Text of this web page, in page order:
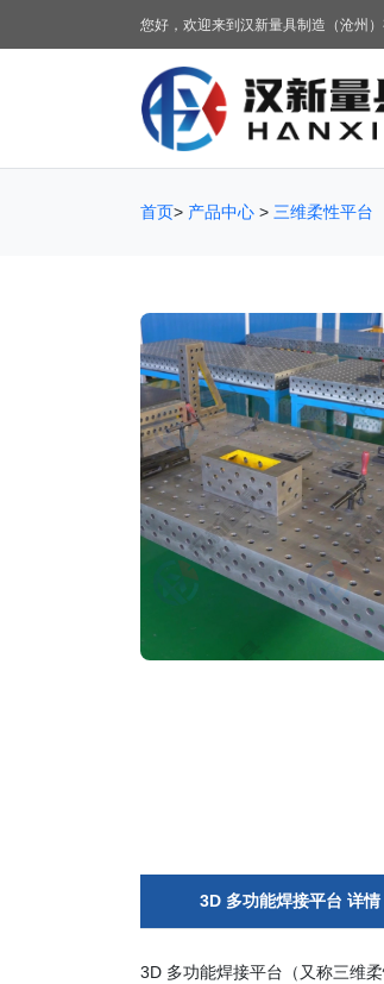
您好，欢迎来到汉新量具制造（沧州
首页> 产品中心 > 三维柔性平台
3D 多功能焊接平台 详情
3D 多功能焊接平台（又称三维